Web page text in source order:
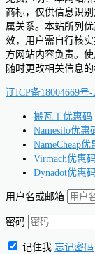
商标，仅供信息识
属关系。本站所列
效，用户需自行核
方网站内容负责。
随时更改相关信息
辽ICP备18004669号-
搬瓦工优惠码
Namesilo优惠
NameCheap优
Virmach优惠
Dynadot优惠
用户名或邮箱
密码
记住我 忘记密码